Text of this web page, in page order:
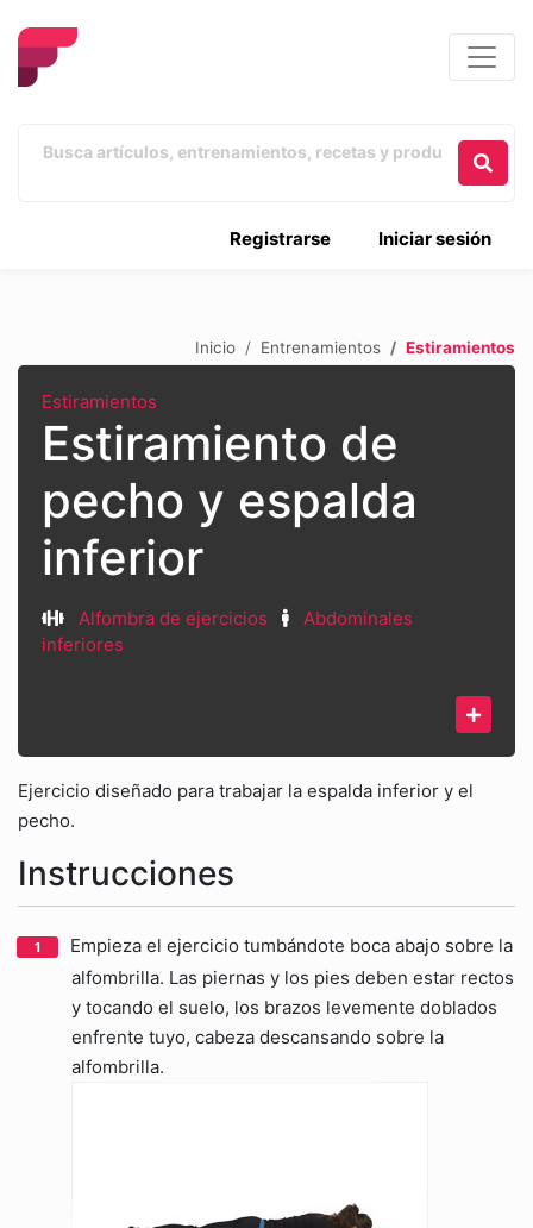
Iniciar sesión
Registrarse
Inicio Entrenamientos Estiramientos
Estiramientos
Estiramiento de
pecho y espalda
inferior
Alfombra de ejercicios
Abdominales
inferiores
Ejercicio diseñado para trabajar la espalda inferior y el
pecho.
Instrucciones
Empieza el ejercicio tumbándote boca abajo sobre la
alfombrilla. Las piernas y los pies deben estar rectos
y tocando el suelo, los brazos levemente doblados
enfrente tuyo, cabeza descansando sobre la
alfombrilla.